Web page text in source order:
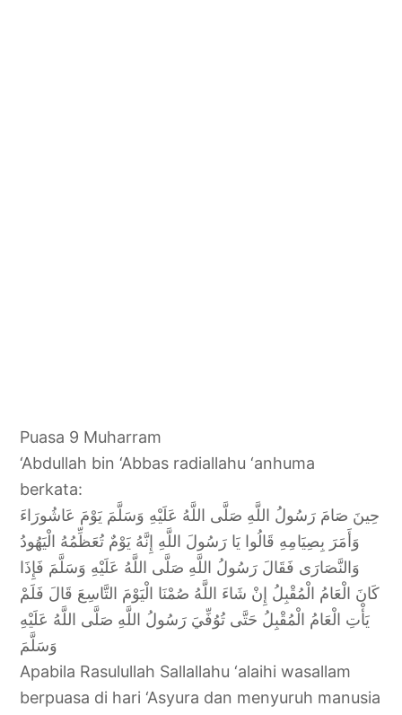
Puasa 9 Muharram
‘Abdullah bin ‘Abbas radiallahu ‘anhuma
berkata:
حِينَ صَامَ رَسُولُ اللَّهِ صَلَّى اللَّهُ عَلَيْهِ وَسَلَّمَ يَوْمَ عَاشُورَاءَ
وَأَمَرَ بِصِيَامِهِ قَالُوا يَا رَسُولَ اللَّهِ إِنَّهُ يَوْمٌ تُعَظِّمُهُ الْيَهُودُ
وَالنَّصَارَى فَقَالَ رَسُولُ اللَّهِ صَلَّى اللَّهُ عَلَيْهِ وَسَلَّمَ فَإِذَا
كَانَ الْعَامُ الْمُقْبِلُ إِنْ شَاءَ اللَّهُ صُمْنَا الْيَوْمَ التَّاسِعَ قَالَ فَلَمْ
يَأْتِ الْعَامُ الْمُقْبِلُ حَتَّى تُوُفِّيَ رَسُولُ اللَّهِ صَلَّى اللَّهُ عَلَيْهِ
وَسَلَّمَ
Apabila Rasulullah Sallallahu ‘alaihi wasallam
berpuasa di hari ‘Asyura dan menyuruh manusia